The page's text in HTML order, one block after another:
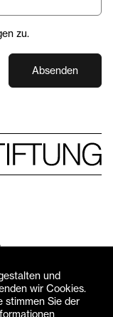
zu.
Absenden
vorbehalten
und
wir Cookies.
stimmen Sie der